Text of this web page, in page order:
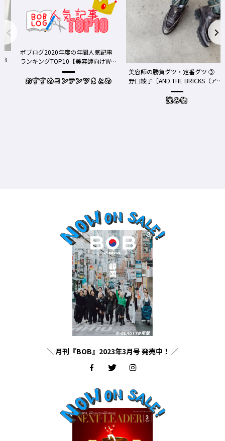
ボブログ2020年度の年間人気記事
ランキングTOP10【美容師向けWe
おすすめコンテンツまとめ
美容師の勝負グツ・定番グツ ③－
野口綾子［AND THE BRICKS（アン
ドザブリックス）／神奈川県鎌倉
読み物
＼ 月刊『BOB』2023年3月号 発売中！ ／